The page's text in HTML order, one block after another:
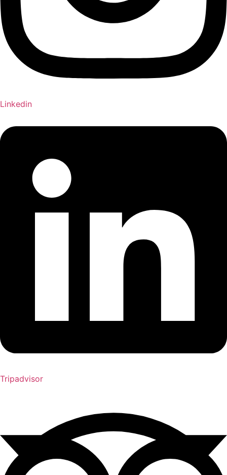
Linkedin
Tripadvisor